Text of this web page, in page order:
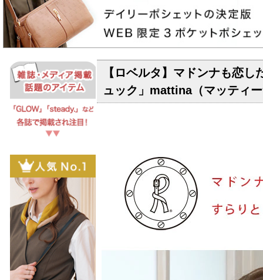
【ロベルタ】マドンナも恋
ュック」mattina（マッティ